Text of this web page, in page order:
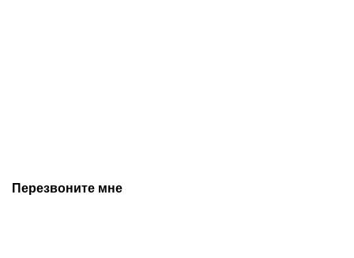
Перезвоните мне